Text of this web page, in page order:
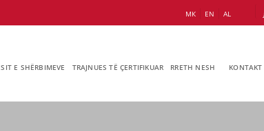
МК EN AL
E SHËRBIMEVE TRAJNUES TË ÇERTIFIKUAR RRETH NESH KONTAKT